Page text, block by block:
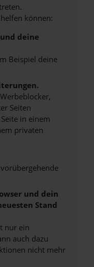
können:
deine
Beispiel deine
Seiten
in einem
privaten
und dein
Stand
nur ein
auch dazu
nicht mehr